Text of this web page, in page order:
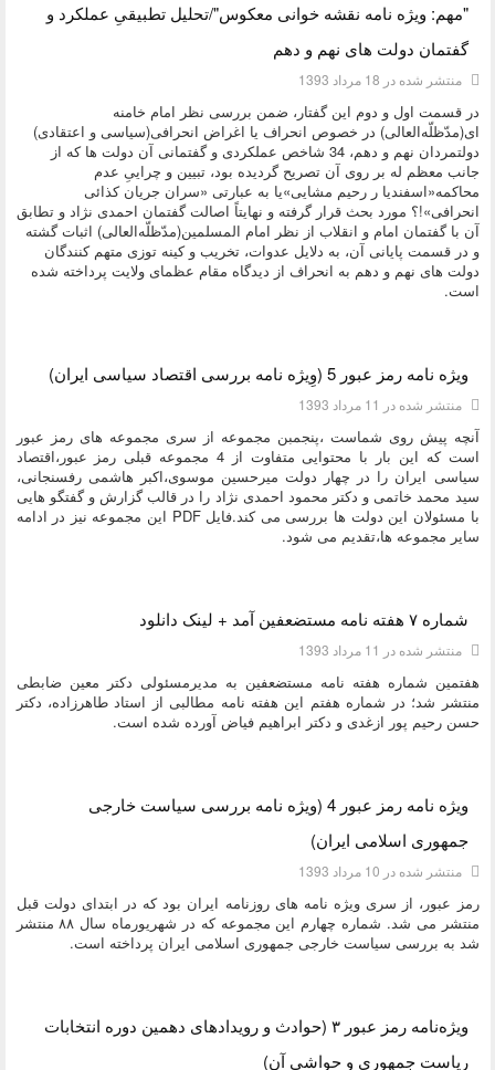
"مهم: ویژه نامه نقشه خوانی معکوس"/تحلیل تطبیقیِ عملکرد و
گفتمان دولت های نهم و دهم
منتشر شده در 18 مرداد 1393
در قسمت اول و دوم این گفتار، ضمن بررسی نظر امام خامنه
ای(مدّظلّه‌العالی) در خصوص انحراف یا اغراض انحرافی(سیاسی و اعتقادی)
دولتمردان نهم و دهم، 34 شاخص عملکردی و گفتمانی آن دولت ها که از
جانب معظم له بر روی آن تصریح گردیده بود، تبیین و چراییِ عدم
محاکمه«اسفندیا ر رحیم مشایی»یا به عبارتی «سران جریان کذائی
انحرافی»!؟ مورد بحث قرار گرفته و نهایتاً اصالت گفتمان احمدی نژاد و تطابق
آن با گفتمان امام و انقلاب از نظر امام المسلمین(مدّظلّه‌العالی) اثبات گشته
و در قسمت پایانی آن، به دلایل عدوات، تخریب و کینه توزی متهم کنندگان
دولت های نهم و دهم به انحراف از دیدگاه مقام عظمای ولایت پرداخته شده
است.
ویژه نامه رمز عبور 5 (وِیژه نامه بررسی اقتصاد سیاسی ایران)
منتشر شده در 11 مرداد 1393
آنچه پیش روی شماست ،پنجمبن مجموعه از سری مجموعه های رمز عبور
است که این بار با محتوایی متفاوت از 4 مجموعه قبلی رمز عبور،اقتصاد
سیاسی ایران را در چهار دولت میرحسین موسوی،اکبر هاشمی رفسنجانی،
سید محمد خاتمی و دکتر محمود احمدی نژاد را در قالب گزارش و گفتگو هایی
با مسئولان این دولت ها بررسی می کند.فایل PDF این مجموعه نیز در ادامه
سایر مجموعه ها،تقدیم می شود.
شماره ۷ هفته نامه مستضعفین آمد + لینک دانلود
منتشر شده در 11 مرداد 1393
هفتمین شماره هفته نامه مستضعفین به مدیرمسئولی دکتر معین ضابطی
منتشر شد؛ در شماره هفتم این هفته نامه مطالبی از استاد طاهرزاده، دکتر
حسن رحیم پور ازغدی و دکتر ابراهیم فیاض آورده شده است.
ویژه نامه رمز عبور 4 (ویژه نامه بررسی سیاست خارجی
جمهوری اسلامی ایران)
منتشر شده در 10 مرداد 1393
رمز عبور، از سری ویژه نامه های روزنامه ایران بود که در ابتدای دولت قبل
منتشر می شد. شماره چهارم این مجموعه که در شهریورماه سال ۸۸ منتشر
شد به بررسی سیاست خارجی جمهوری اسلامی ایران پرداخته است.
ویژه‌نامه رمز عبور ۳ (حوادث و رویدادهای دهمین دوره انتخابات
ریاست جمهوری و حواشی آن)